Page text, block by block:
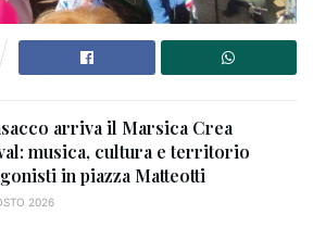
arriva il Marsica Crea
musica, cultura e territorio
in piazza Matteotti
2026